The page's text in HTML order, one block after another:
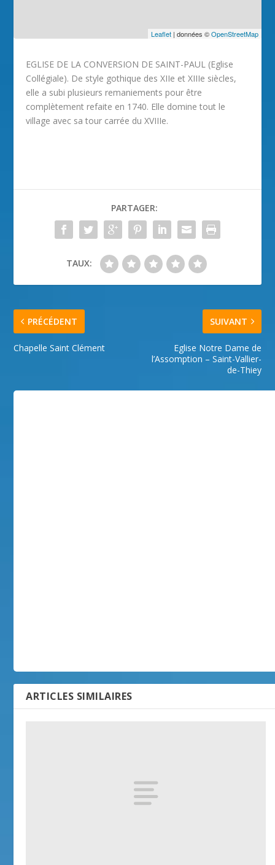
Leaflet| données ©OpenStreetMap
EGLISE DE LA CONVERSION DE SAINT-PAUL (Eglise
Collégiale). De style gothique des XIIe et XIIIe siècles,
elle a subi plusieurs remaniements pour être
complètement refaite en 1740. Elle domine tout le
village avec sa tour carrée du XVIIIe.
PARTAGER:
TAUX:
PRÉCÉDENT
Chapelle Saint Clément
SUIVANT
Eglise Notre Dame de
l’Assomption – Saint-Vallier-
de-Thiey
ARTICLES SIMILAIRES